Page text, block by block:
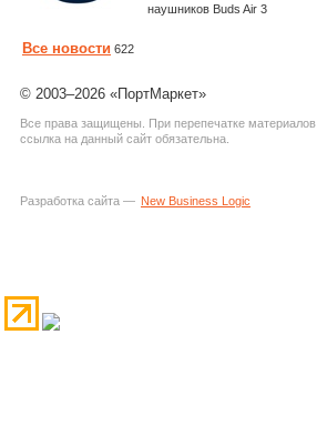
наушников Buds Air 3
Все новости 622
© 2003–2026 «ПортМаркет»
Все права защищены. При перепечатке материалов
ссылка на данный сайт обязательна.
Разработка сайта — New Business Logic